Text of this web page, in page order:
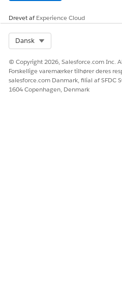
Ja
Drevet afExperience Cloud
Dansk
© Copyright 2026, Salesforce.com Inc.
Forskellige varemærker tilhører deres
salesforce.com Danmark, filial af SFDC
1604 Copenhagen, Denmark